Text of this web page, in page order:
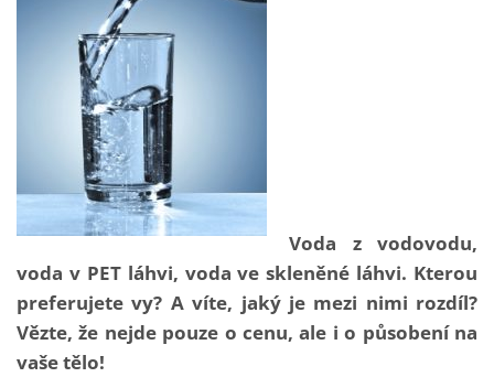
Voda z vodovodu,
voda v PET láhvi, voda ve skleněné láhvi. Kterou
preferujete vy? A víte, jaký je mezi nimi rozdíl?
Vězte, že nejde pouze o cenu, ale i o působení na
vaše tělo!